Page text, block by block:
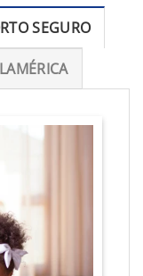
SEGURO